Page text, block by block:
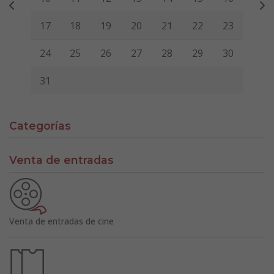
17 18 19 20 21 22 23
24 25 26 27 28 29 30
31
Categorías
Venta de entradas
Venta de entradas de cine